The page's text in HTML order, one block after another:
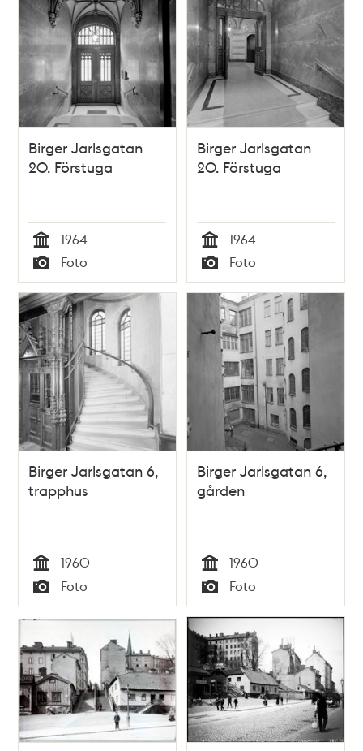
Birger Jarlsgatan
20. Förstuga
Tid
1964
Typ
Foto
Birger Jarlsgatan
20. Förstuga
Tid
1964
Typ
Foto
Birger Jarlsgatan 6,
trapphus
Tid
1960
Typ
Foto
Birger Jarlsgatan 6,
gården
Tid
1960
Typ
Foto